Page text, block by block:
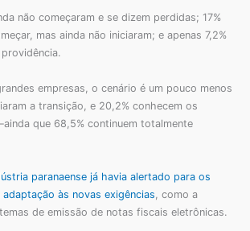
não começaram e se dizem perdidas; 17%
mas ainda não iniciaram; e apenas 7,2%
empresas, o cenário é um pouco menos
a transição, e 20,2% conhecem os
que 68,5% continuem totalmente
paranaense já havia alertado para os
às novas exigências, como a
de emissão de notas fiscais eletrônicas.